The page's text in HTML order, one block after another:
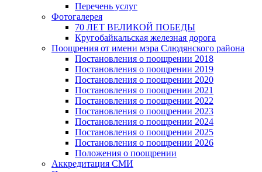
Перечень услуг
Фотогалерея
70 ЛЕТ ВЕЛИКОЙ ПОБЕДЫ
Кругобайкальская железная дорога
Поощрения от имени мэра Слюдянского района
Постановления о поощрении 2018
Постановления о поощрении 2019
Постановления о поощрении 2020
Постановления о поощрении 2021
Постановления о поощрении 2022
Постановления о поощрении 2023
Постановления о поощрении 2024
Постановления о поощрении 2025
Постановления о поощрении 2026
Положения о поощрении
Аккредитация СМИ